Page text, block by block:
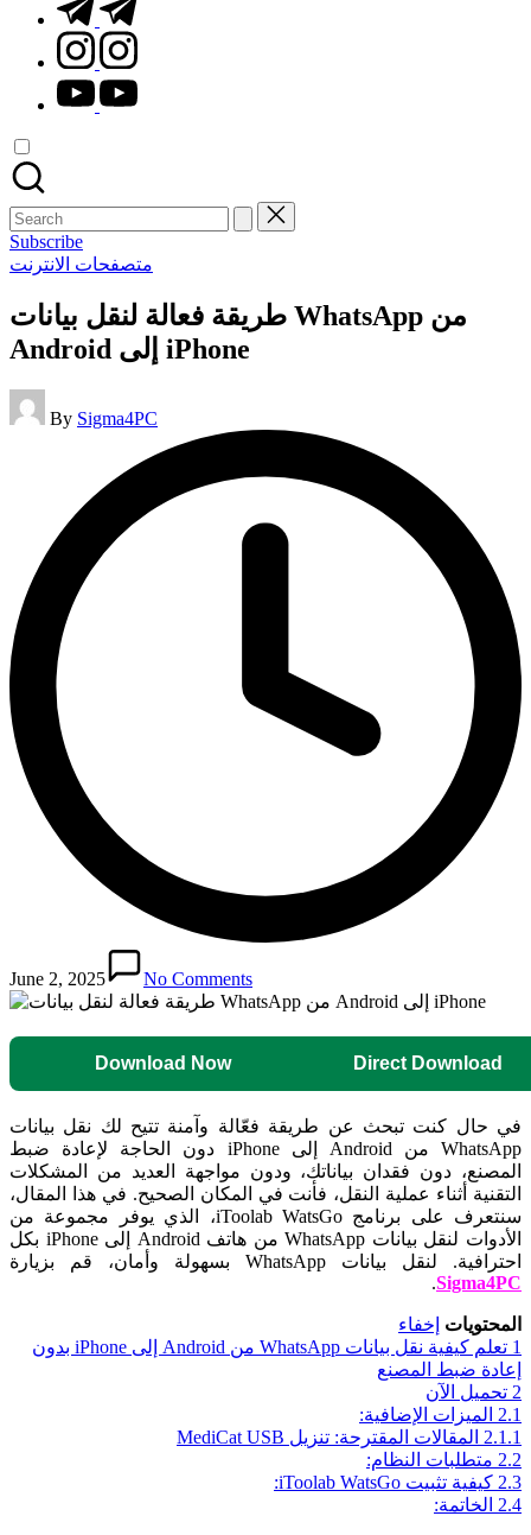
instagram.com
youtube.com
Search
for:
Subscribe
Posted
متصفحات الانترنت
طريقة فعالة لنقل بيانات WhatsApp من
Android إلى iPhone
Posted
by
By Sigma4PC
June 2, 2025 No Comments
Download Now Direct Download
في حال كنت تبحث عن طريقة فعّالة وآمنة تتيح لك نقل بيانات
WhatsApp من Android إلى iPhone دون الحاجة لإعادة ضبط
المصنع، دون فقدان بياناتك، ودون مواجهة العديد من المشكلات
التقنية أثناء عملية النقل، فأنت في المكان الصحيح. في هذا المقال،
سنتعرف على برنامج iToolab WatsGo، الذي يوفر مجموعة من
الأدوات لنقل بيانات WhatsApp من هاتف Android إلى iPhone بكل
احترافية. لنقل بيانات WhatsApp بسهولة وأمان، قم بزيارة
Sigma4PC
.
المحتويات إخفاء
1
تعلم كيفية نقل بيانات WhatsApp من Android إلى iPhone بدون
إعادة ضبط المصنع
2 تحميل الآن
2.1 الميزات الإضافية:
2.1.1 المقالات المقترحة: تنزيل MediCat USB
2.2 متطلبات النظام:
2.3 كيفية تثبيت iToolab WatsGo:
2.4 الخاتمة: